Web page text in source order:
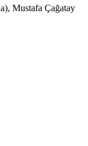
Mustafa Çağatay